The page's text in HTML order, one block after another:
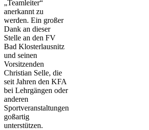
„Teamleiter“
anerkannt zu
werden. Ein großer
Dank an dieser
Stelle an den FV
Bad Klosterlausnitz
und seinen
Vorsitzenden
Christian Selle, die
seit Jahren den KFA
bei Lehrgängen oder
anderen
Sportveranstaltungen
goßartig
unterstützen.